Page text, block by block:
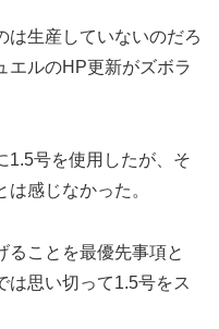
は生産していないのだろ
エルのHP更新がズボラ
1.5号を使用したが、そ
感じなかった。
ることを最優先事項と
は思い切って1.5号をス